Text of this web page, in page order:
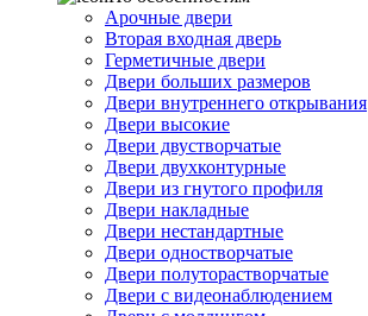
Арочные двери
Вторая входная дверь
Герметичные двери
Двери больших размеров
Двери внутреннего открывания
Двери высокие
Двери двустворчатые
Двери двухконтурные
Двери из гнутого профиля
Двери накладные
Двери нестандартные
Двери одностворчатые
Двери полуторастворчатые
Двери с видеонаблюдением